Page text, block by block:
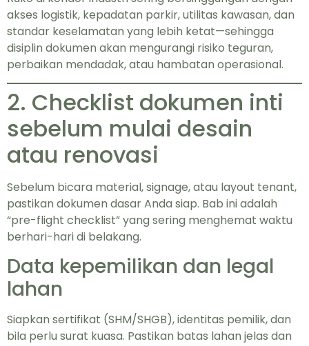
akses logistik, kepadatan parkir, utilitas kawasan, dan
standar keselamatan yang lebih ketat—sehingga
disiplin dokumen akan mengurangi risiko teguran,
perbaikan mendadak, atau hambatan operasional.
2. Checklist dokumen inti
sebelum mulai desain
atau renovasi
Sebelum bicara material, signage, atau layout tenant,
pastikan dokumen dasar Anda siap. Bab ini adalah
“pre-flight checklist” yang sering menghemat waktu
berhari-hari di belakang.
Data kepemilikan dan legal
lahan
Siapkan sertifikat (SHM/SHGB), identitas pemilik, dan
bila perlu surat kuasa. Pastikan batas lahan jelas dan